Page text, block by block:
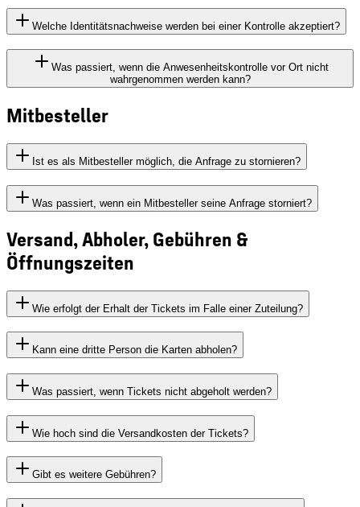
Welche Identitätsnachweise werden bei einer Kontrolle akzeptiert?
Was passiert, wenn die Anwesenheitskontrolle vor Ort nicht
wahrgenommen werden kann?
Mitbesteller
Ist es als Mitbesteller möglich, die Anfrage zu stornieren?
Was passiert, wenn ein Mitbesteller seine Anfrage storniert?
Versand, Abholer, Gebühren &
Öffnungszeiten
Wie erfolgt der Erhalt der Tickets im Falle einer Zuteilung?
Kann eine dritte Person die Karten abholen?
Was passiert, wenn Tickets nicht abgeholt werden?
Wie hoch sind die Versandkosten der Tickets?
Gibt es weitere Gebühren?